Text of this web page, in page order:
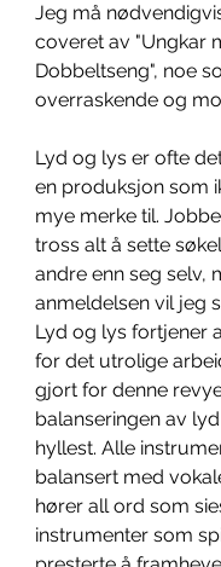
Jeg må
coveret av "Ungkar
Dobbeltseng", noe
overraskende og
Lyd og lys er ofte
en produksjon som
mye merke til.
tross alt å sette
andre enn seg selv,
anmeldelsen vil jeg
Lyd og lys fortjener
for det utrolige
gjort for denne
balanseringen av
hyllest. Alle
balansert med
hører all ord som
instrumenter som